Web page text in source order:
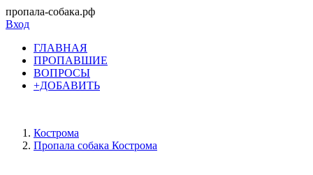
пропала-собака.рф
Вход
ГЛАВНАЯ
ПРОПАВШИЕ
ВОПРОСЫ
+ДОБАВИТЬ
Кострома
Пропала собака Кострома